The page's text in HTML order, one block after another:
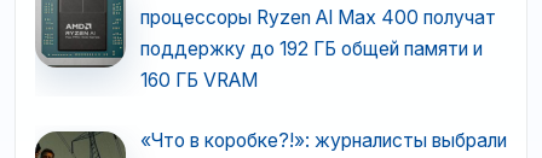
процессоры Ryzen AI Max 400 получат
поддержку до 192 ГБ общей памяти и
160 ГБ VRAM
«Что в коробке?!»: журналисты выбрали